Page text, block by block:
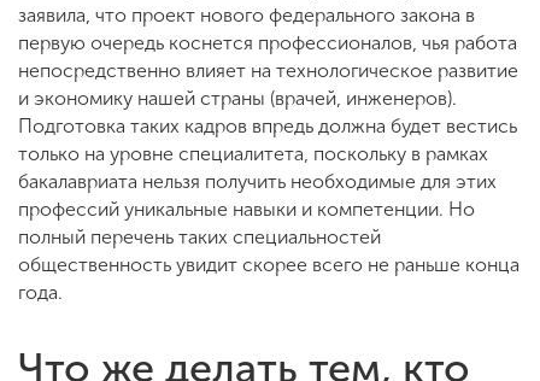
заявила, что проект нового федерального закона в
первую очередь коснется профессионалов, чья работа
непосредственно влияет на технологическое развитие
и экономику нашей страны (врачей, инженеров).
Подготовка таких кадров впредь должна будет вестись
только на уровне специалитета, поскольку в рамках
бакалавриата нельзя получить необходимые для этих
профессий уникальные навыки и компетенции. Но
полный перечень таких специальностей
общественность увидит скорее всего не раньше конца
года.
Что же делать тем, кто